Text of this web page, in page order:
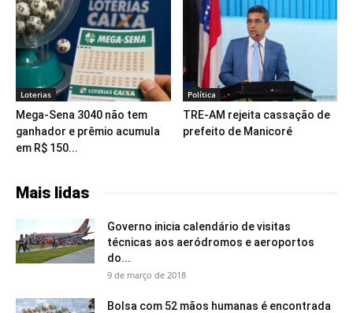
Loterias
Mega-Sena 3040 não tem
ganhador e prêmio acumula
em R$ 150...
Política
TRE-AM rejeita cassação de
prefeito de Manicoré
Mais lidas
Governo inicia calendário de visitas
técnicas aos aeródromos e aeroportos
do...
9 de março de 2018
Bolsa com 52 mãos humanas é encontrada